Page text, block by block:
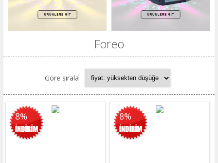
Foreo
Göre sırala
8% 8%